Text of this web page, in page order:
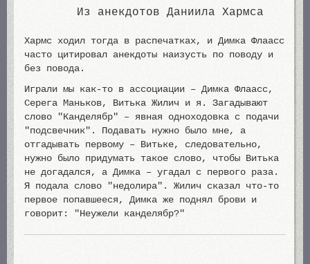
Из анекдотов Даниила Хармса
Хармс ходил тогда в распечатках, и Димка Флаасс
часто цитировал анекдоты наизусть по поводу и
без повода.
Играли мы как-то в ассоциации – Димка Флаасс,
Серега Маньков, Витька Жилич и я. Загадывают
слово "Канделябр" – явная одноходовка с подачи
"подсвечник". Подавать нужно было мне, а
отгадывать первому – Витьке, следовательно,
нужно было придумать такое слово, чтобы Витька
не догадался, а Димка – угадал с первого раза.
Я подала слово "недолира". Жилич сказал что-то
первое попавшееся, Димка же поднял брови и
говорит: "Неужели канделябр?"